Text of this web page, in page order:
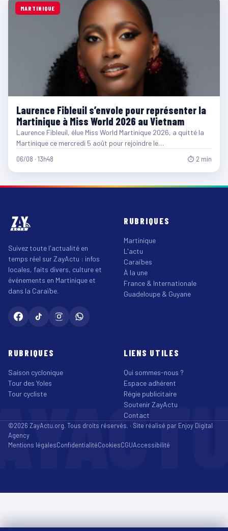
MARTINIQUE
Laurence Fibleuil s’envole pour représenter la
Martinique à Miss World 2026 au Vietnam
Laurence Fibleuil, élue Miss World Martinique 2026, a quitté la
Martinique ce mercredi 5 août pour rejoindre le…
06/08 · 13h48 ⏱ 2 min
Suivez toute l'actualité en
temps réel sur ZayActu : infos
locales, faits divers, culture et
événements en Martinique et
dans la Caraïbe.
RUBRIQUES
Martinique
L'actu
Caraïbes
À la une
France & Internationale
Guadeloupe & Guyane
RUBRIQUES
Saison cyclonique
Tour des Yoles
Tour cycliste
LIENS UTILES
Qui sommes-nous ?
Espace adhérent
Régie publicitaire
Soutenir ZayActu
Contact
©2026 ZayActu.org. Tous droits réservés. · Site réalisé par Enjoy Digital
Agency
Mentions légalesConfidentialitéCookiesCGUAccessibilité